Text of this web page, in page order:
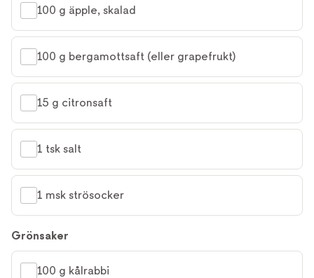
100 g äpple, skalad
100 g bergamottsaft (eller grapefrukt)
15 g citronsaft
1 tsk salt
1 msk strösocker
Grönsaker
100 g kålrabbi